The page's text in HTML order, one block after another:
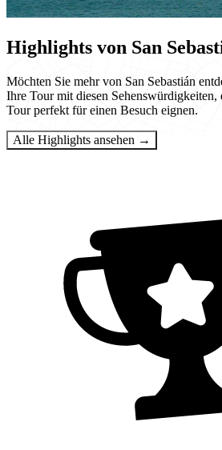
Highlights von San
Möchten Sie mehr von San Sebastián
Ihre Tour mit diesen
Tour perfekt für einen Besuch eignen.
Alle Highlights ansehen →